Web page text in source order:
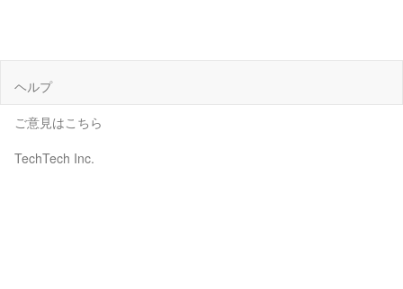
ヘルプ
ご意見はこちら
TechTech Inc.